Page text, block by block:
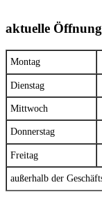
aktuelle
Montag
Dienstag
Mittwoch
Donnerstag
Freitag
außerhalb der